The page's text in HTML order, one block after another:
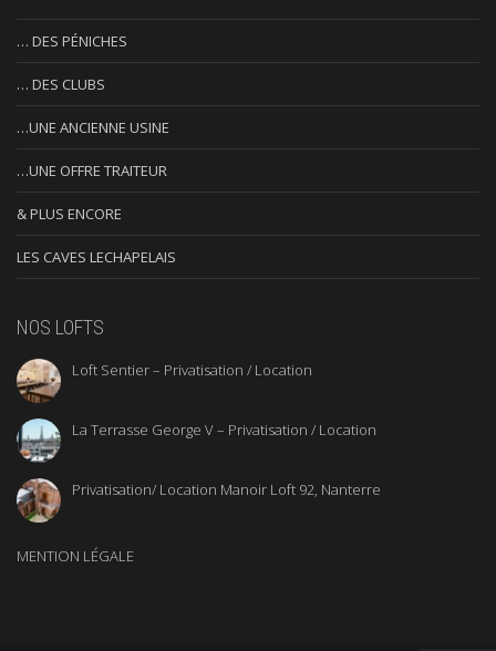
… DES PÉNICHES
… DES CLUBS
…UNE ANCIENNE USINE
…UNE OFFRE TRAITEUR
& PLUS ENCORE
LES CAVES LECHAPELAIS
NOS LOFTS
Loft Sentier – Privatisation / Location
La Terrasse George V – Privatisation / Location
Privatisation/ Location Manoir Loft 92, Nanterre
MENTION LÉGALE